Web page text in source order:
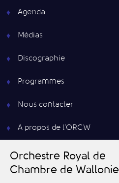
Agenda
Médias
Discographie
Programmes
Nous contacter
A propos de l’ORCW
Orchestre Royal de
Chambre de Wallonie